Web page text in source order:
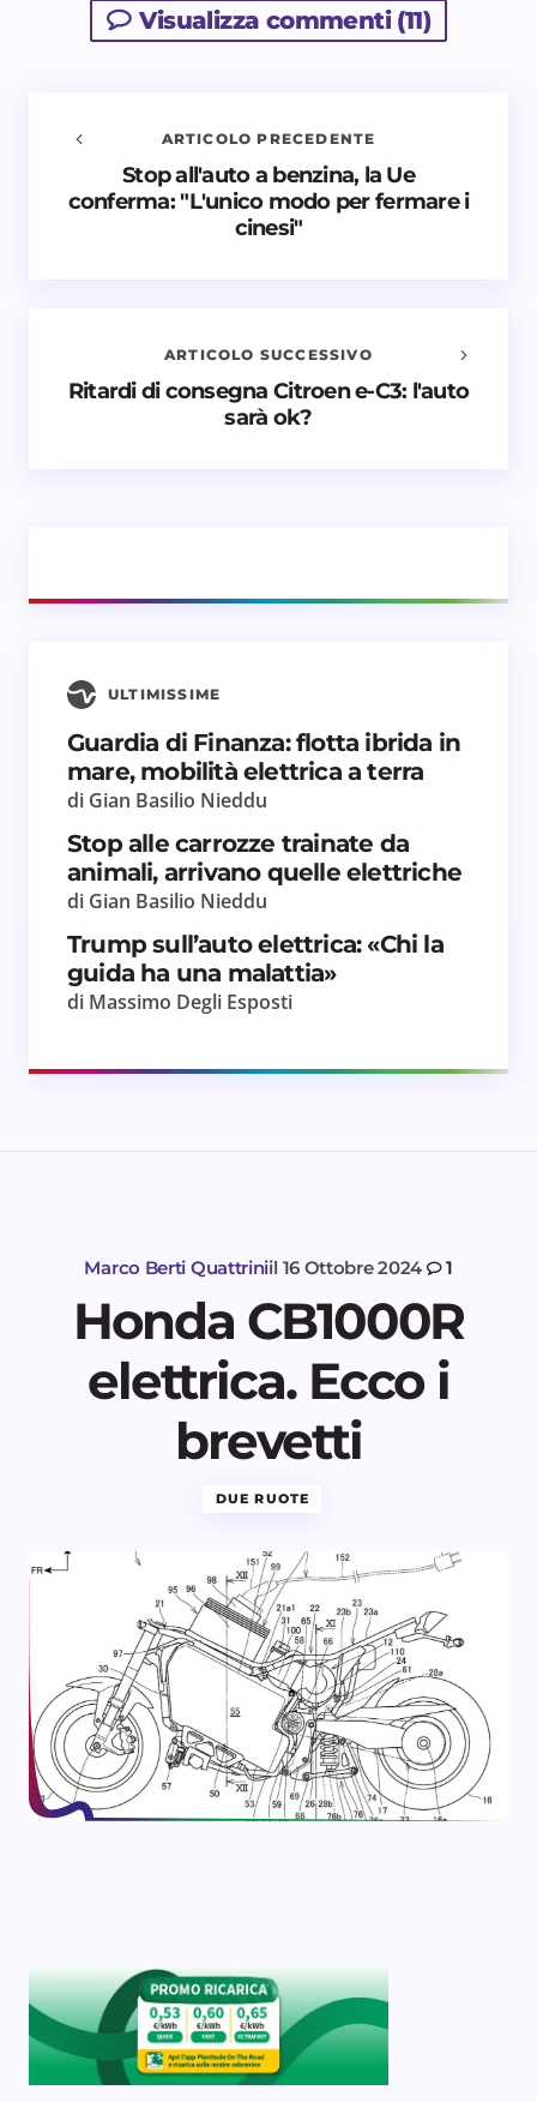
Visualizza commenti (11)
Salva il mio nome e email in questo browser
Avvisami quando vengono aggiunti nuovi
commenti
Invia commento
ARTICOLO PRECEDENTE
Stop all'auto a benzina, la Ue
conferma: "L'unico modo per fermare i
cinesi"
ARTICOLO SUCCESSIVO
Ritardi di consegna Citroen e-C3: l'auto
sarà ok?
ULTIMISSIME
Guardia di Finanza: flotta ibrida in
mare, mobilità elettrica a terra
di Gian Basilio Nieddu
Stop alle carrozze trainate da
animali, arrivano quelle elettriche
di Gian Basilio Nieddu
Trump sull’auto elettrica: «Chi la
guida ha una malattia»
di Massimo Degli Esposti
Marco Berti Quattriniil 16 Ottobre 2024 1
Honda CB1000R
elettrica. Ecco i
brevetti
DUE RUOTE